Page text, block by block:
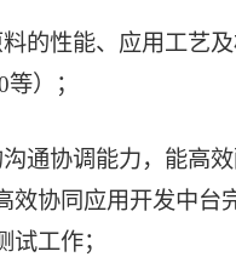
的性能、应用工艺
）；
通协调能力，能高
效协同应用开发中台
试工作；